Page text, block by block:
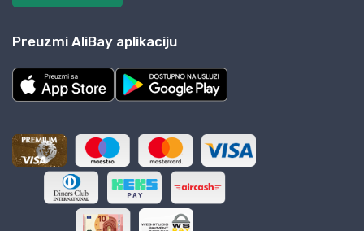
Preuzmi AliBay aplikaciju